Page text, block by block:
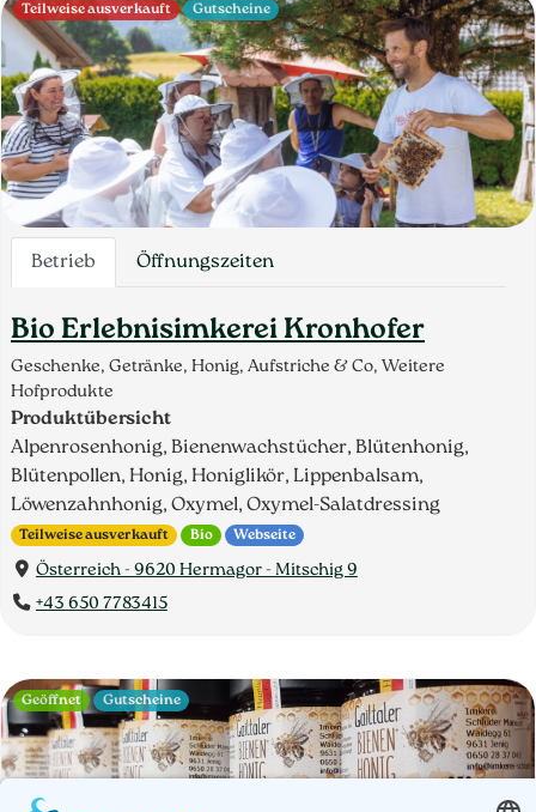
Betrieb Öffnungszeiten
Bio Erlebnisimkerei Kronhofer
Geschenke, Getränke, Honig, Aufstriche & Co, Weitere
Hofprodukte
Produktübersicht
Alpenrosenhonig, Bienenwachstücher, Blütenhonig,
Blütenpollen, Honig, Honiglikör, Lippenbalsam,
Löwenzahnhonig, Oxymel, Oxymel-Salatdressing
Teilweise ausverkauft Bio Webseite
Österreich - 9620 Hermagor - Mitschig 9
+43 650 7783415
Teilweise ausverkauft Gutscheine
Geöffnet Gutscheine